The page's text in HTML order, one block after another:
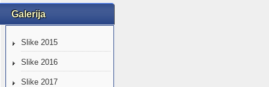
Galerija
Slike 2015
Slike 2016
Slike 2017